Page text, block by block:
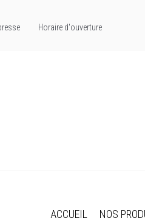
Horaire d'ouverture
ACCUEIL NOS